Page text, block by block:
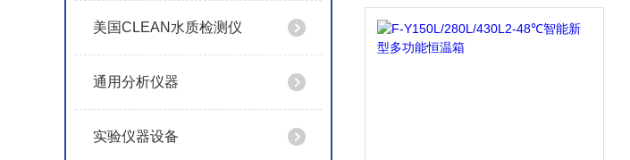
美国CLEAN水质检测仪
通用分析仪器
实验仪器设备